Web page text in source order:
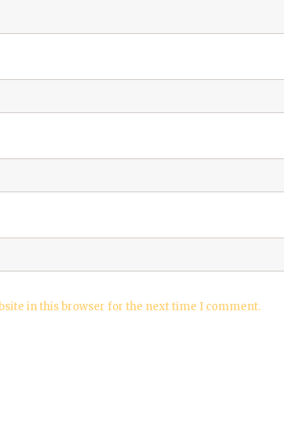
in this browser for the next time I comment.